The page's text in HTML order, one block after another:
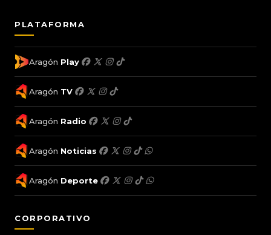
PLATAFORMA
Aragón Play
Aragón TV
Aragón Radio
Aragón Noticias
Aragón Deporte
CORPORATIVO